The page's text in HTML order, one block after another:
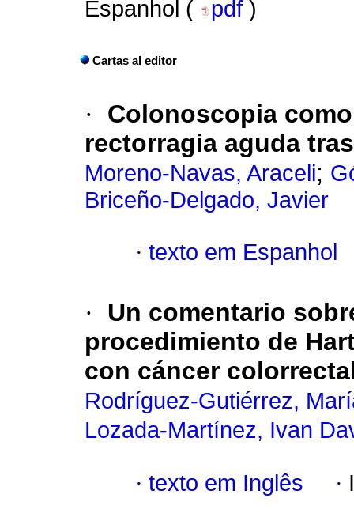
Espanhol ( pdf )
Cartas al editor
·
Colonoscopia
rectorragia aguda
Moreno-Navas, Araceli;
Briceño-Delgado, Javier
· texto em Espanhol
·
Un comentario
procedimiento de
con cáncer
Rodríguez-Gutiérrez,
Lozada-Martínez, Ivan
· texto em Inglês ·